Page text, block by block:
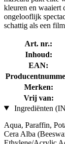
kleuren en waaiert
ongelooflijk
schattig als een
Art. nr.:
Inhoud:
EAN:
Merken:
Vrij van:
Ingrediënten
Aqua, Paraffin,
Cera Alba